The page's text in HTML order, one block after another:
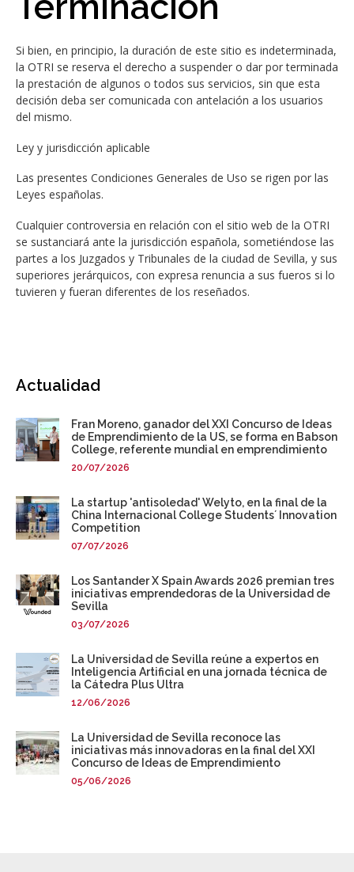
Si bien, en principio, la duración de este sitio es indeterminada,
la OTRI se reserva el derecho a suspender o dar por terminada
la prestación de algunos o todos sus servicios, sin que esta
decisión deba ser comunicada con antelación a los usuarios
del mismo.
Ley y jurisdicción aplicable
Las presentes Condiciones Generales de Uso se rigen por las
Leyes españolas.
Cualquier controversia en relación con el sitio web de la OTRI
se sustanciará ante la jurisdicción española, sometiéndose las
partes a los Juzgados y Tribunales de la ciudad de Sevilla, y sus
superiores jerárquicos, con expresa renuncia a sus fueros si lo
tuvieren y fueran diferentes de los reseñados.
Actualidad
Fran Moreno, ganador del XXI Concurso de Ideas
de Emprendimiento de la US, se forma en Babson
College, referente mundial en emprendimiento
20/07/2026
La startup 'antisoledad' Welyto, en la final de la
China Internacional College Students´ Innovation
Competition
07/07/2026
Los Santander X Spain Awards 2026 premian tres
iniciativas emprendedoras de la Universidad de
Sevilla
03/07/2026
La Universidad de Sevilla reúne a expertos en
Inteligencia Artificial en una jornada técnica de
la Cátedra Plus Ultra
12/06/2026
La Universidad de Sevilla reconoce las
iniciativas más innovadoras en la final del XXI
Concurso de Ideas de Emprendimiento
05/06/2026